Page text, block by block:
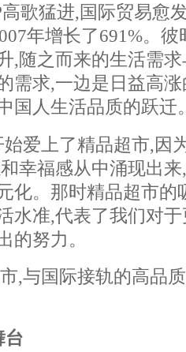
歌猛进,国际贸易愈
年增长了691%。
,随之而来的生活需
需求,一边是日益高
国人生活品质的跃迁
爱上了精品超市,因
幸福感从中涌现出
化。那时精品超市的
水准,代表了我们对
的努力。
,与国际接轨的高品
台